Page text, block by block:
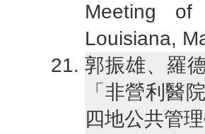
Meeting of
Louisiana,
郭振雄、羅
「非營利醫
四地公共管